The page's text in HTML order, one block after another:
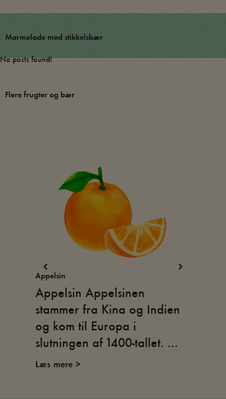
Marmelade med stikkelsbær
No posts found!
Flere frugter og bær
Appelsin
Appelsin Appelsinen
stammer fra Kina og Indien
og kom til Europa i
slutningen af 1400-tallet. ...
Læs mere >